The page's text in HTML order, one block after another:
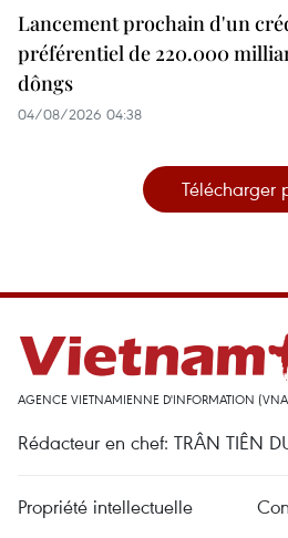
Lancement prochain d'un
préférentiel de 220.000
dôngs
04/08/2026 04:38
Télécharger
AGENCE VIETNAMIENNE D'INFORMATION
Rédacteur en chef: TRÂN TIÊN
Propriété intellectuelle